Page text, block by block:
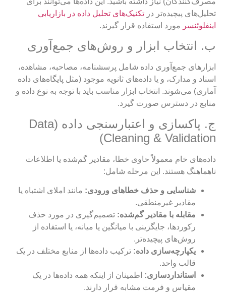
تحلیل‌های پیچیده‌تر در تکنیک‌های تحلیل داده در بازاریابی
اینفلوئنسر مورد استفاده قرار گیرند.
ب. انتخاب ابزار و روش‌های جمع‌آوری
ابزارهای جمع‌آوری داده شامل پرسشنامه، مصاحبه، مشاهده،
اسناد و مدارک، و یا داده‌های ثانویه موجود (مثل پایگاه‌های داده
آماری) می‌شوند. انتخاب ابزار مناسب باید با توجه به نوع داده و
منابع در دسترس صورت گیرد.
ج. پاکسازی و اعتبارسنجی داده (Data
Cleaning & Validation)
داده‌های خام معمولاً حاوی خطا، مقادیر گم‌شده یا اطلاعات
ناهماهنگ هستند. این مرحله شامل:
شناسایی و حذف خطاهای ورودی: مانند املای اشتباه یا
مقادیر غیرمنطقی.
مقابله با مقادیر گم‌شده: تصمیم‌گیری در مورد حذف
رکوردها، جایگزینی با میانگین یا میانه، یا استفاده از
روش‌های پیچیده‌تر.
یکپارچه‌سازی داده: ترکیب داده‌ها از منابع مختلف در یک
قالب واحد.
استانداردسازی: اطمینان از اینکه همه داده‌ها در یک
مقیاس و فرمت مشابه قرار دارند.